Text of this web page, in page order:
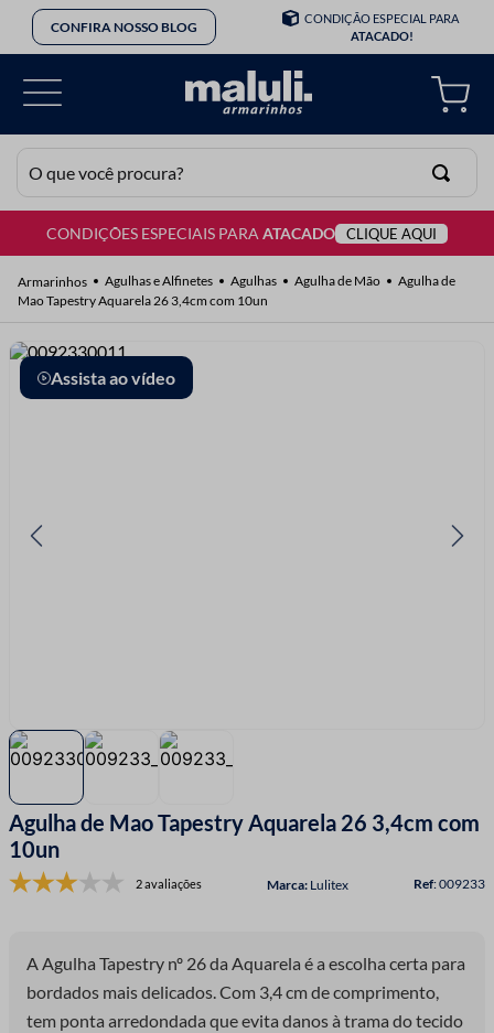
CONFIRA NOSSO BLOG
CONDIÇÃO ESPECIAL PARA
ATACADO!
O que você procura?
CONDIÇÕES ESPECIAIS PARAATACADO CLIQUE AQUI
Agulhas e Alfinetes Agulhas Agulha de Mão
Agulha de
Mao Tapestry Aquarela 26 3,4cm com 10un
Assista ao vídeo
Agulha de Mao Tapestry Aquarela 26 3,4cm com
10un
2 avaliações Lulitex :009233
A Agulha Tapestry nº 26 da Aquarela é a escolha certa para
bordados mais delicados. Com 3,4 cm de comprimento,
tem ponta arredondada que evita danos à trama do tecido
TERMOS MAIS BUSCADOS
2º
barbante
3º
botão
4º
elastico
8º